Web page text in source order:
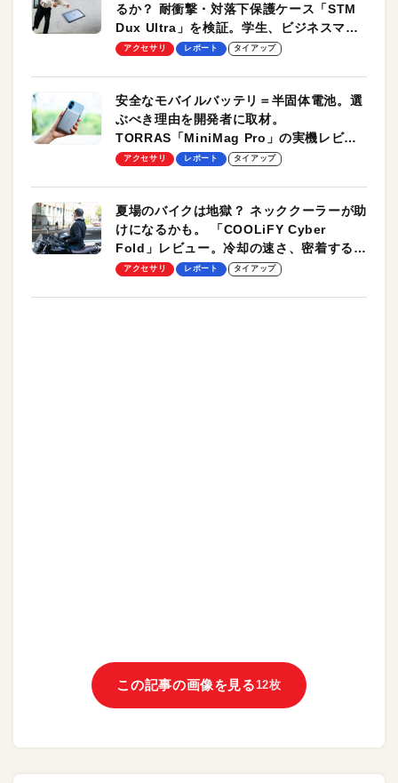
るか？ 耐衝撃・対落下保護ケース「STM
Dux Ultra」を検証。学生、ビジネスマン
のモバイルユースに最適！
アクセサリ レポート タイアップ
安全なモバイルバッテリ＝半固体電池。選
ぶべき理由を開発者に取材。
TORRAS「MiniMag Pro」の実機レビュ
ーも
アクセサリ レポート タイアップ
夏場のバイクは地獄？ ネッククーラーが助
けになるかも。 「COOLiFY Cyber
Fold」レビュー。冷却の速さ、密着する冷
却プレート、シンプルな操作性がグッド！
アクセサリ レポート タイアップ
この記事の画像を見る 12枚